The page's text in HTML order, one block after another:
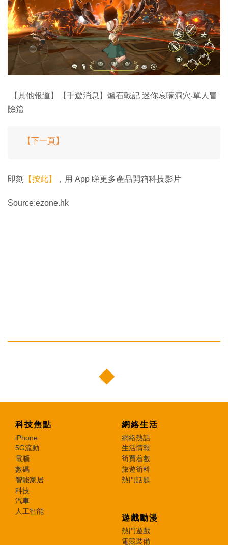
【其他報道】【手遊消息】爐石戰記 迷你哀嚎洞穴‧單人冒
險篇
【下一頁】
即刻 【按此】 ，用 App 睇更多產品開箱科技影片
Source:ezone.hk
科技焦點
iPhone
5G流動
電腦
數碼
智能家居
科技
汽車
人工智能
網絡生活
網絡熱話
生活情報
筍買着數
旅遊筍料
熱門話題
遊戲動漫
熱門遊戲
電競裝備